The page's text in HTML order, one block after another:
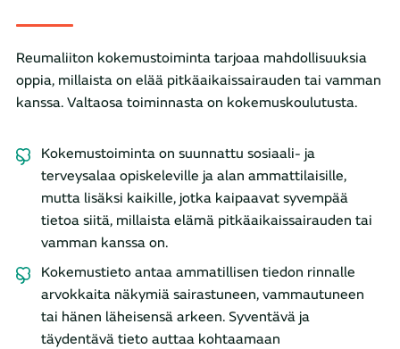
Reumaliiton kokemustoiminta tarjoaa mahdollisuuksia
oppia, millaista on elää pitkäaikaissairauden tai vamman
kanssa. Valtaosa toiminnasta on kokemuskoulutusta.
Kokemustoiminta on suunnattu sosiaali- ja
terveysalaa opiskeleville ja alan ammattilaisille,
mutta lisäksi kaikille, jotka kaipaavat syvempää
tietoa siitä, millaista elämä pitkäaikaissairauden tai
vamman kanssa on.
Kokemustieto antaa ammatillisen tiedon rinnalle
arvokkaita näkymiä sairastuneen, vammautuneen
tai hänen läheisensä arkeen. Syventävä ja
täydentävä tieto auttaa kohtaamaan